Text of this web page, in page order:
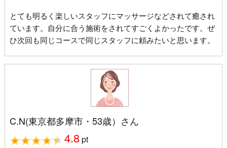
とても明るく楽しいスタッフにマッサージなどされて癒され
ています。自分に合う施術をされてすごくよかったです。ぜ
ひ次回も同じコースで同じスタッフに頼みたいと思います。
C.N(東京都多摩市・53歳）さん
4.8pt